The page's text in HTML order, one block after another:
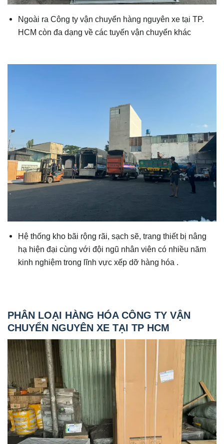
Ngoài ra Công ty vận chuyển hàng nguyên xe tại TP.
HCM còn đa dạng về các tuyến vận chuyển khác
Hệ thống kho bãi rộng rãi, sạch sẽ, trang thiết bị nâng
hạ hiện đại cùng với đội ngũ nhân viên có nhiều năm
kinh nghiệm trong lĩnh vực xếp dỡ hàng hóa .
PHÂN LOẠI HÀNG HÓA CÔNG TY VẬN
CHUYỂN NGUYÊN XE TẠI TP HCM